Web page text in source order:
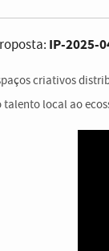
IP-2025-
criativos
talento local ao